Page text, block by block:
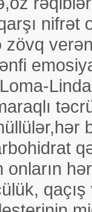
zövq
onların